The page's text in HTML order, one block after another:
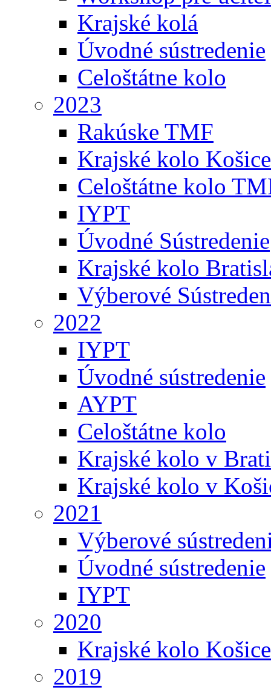
Krajské kolá
Úvodné sústredenie
Celoštátne kolo
2023
Rakúske TMF
Krajské kolo Košice
Celoštátne kolo
IYPT
Úvodné Sústredenie
Krajské kolo
Výberové
2022
IYPT
Úvodné sústredenie
AYPT
Celoštátne kolo
Krajské kolo v
Krajské kolo v
2021
Výberové
Úvodné sústredenie
IYPT
2020
Krajské kolo Košice
2019